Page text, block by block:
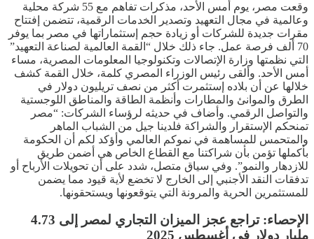
وقعت مصر، يوم أمس الأحد، مذكرات تفاهم مع 55 شركة محلية
وعالمية في مجال التعهيد وتصدير الخدمات الرقمية، تتضمن إفتتاح
مقرات جديدة للشركات أو زيادة حجم إستثماراتها في مصر بما يوفر
70 ألف فرصة عمل. جاء ذلك خلال “القمة العالمية لصناعة التعهيد”
التي نظمتها وزارة الإتصالات وتكنولوجيا المعلومات المصرية، مساء
أمس الأحد. وألقى رئيس الوزراء المصري كلمة، خلال القمة كشف
خلالها عن أن بلاده إستثمرت أكثر من نصف تريليون دولار في
الطرق والموانئ والمطارات وأنظمة الطاقة والمناطق اللوجستية
والتواصل الرقمي. وأضاف في حديثه لرؤساء الشركات: “مصر
تمنحكم الإستقرار والشراكة فلدينا جيل من الشباب الماهر
والمتحمس للمساهمة في نموكم العالمي وأؤكد لكم أن الحكومة
بأكملها تؤمن بأن شراكتنا مع القطاع الخاص هي أضمن طريق
للازدهار والنمو”. وفي سياق متصل، شدد على أن تحويلات الأرباح أو
تدفقات النقد الأجنبي إلى الخارج لا تخضع لأية قيود مما يضمن
للمستثمرين الحرية والمرونة التي يتوقعونها ويستحقونها.
الإحصاء: تراجع عجز الميزان التجاري لمصر إلى 4.73
مليار دولار في أغسطس 2025